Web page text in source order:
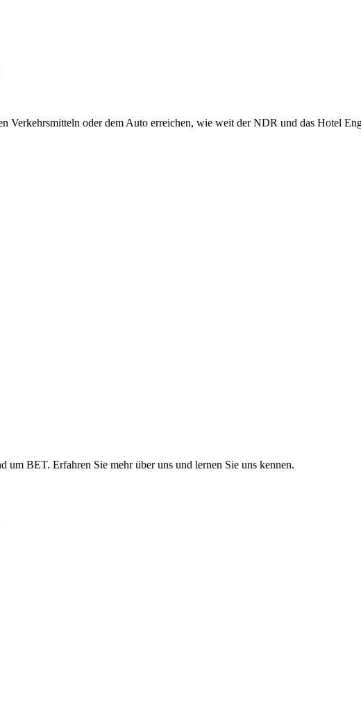
Verkehrsmitteln oder dem Auto erreichen, wie weit der NDR und das Hotel
um BET. Erfahren Sie mehr über uns und lernen Sie uns kennen.